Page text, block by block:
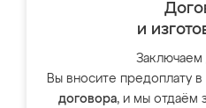
и
Заключаем
Вы вносите предоплату
договора, и мы отдаём